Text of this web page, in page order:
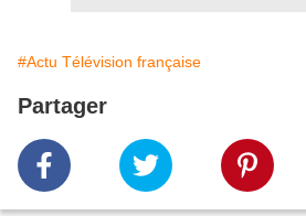
#Actu Télévision française
Partager